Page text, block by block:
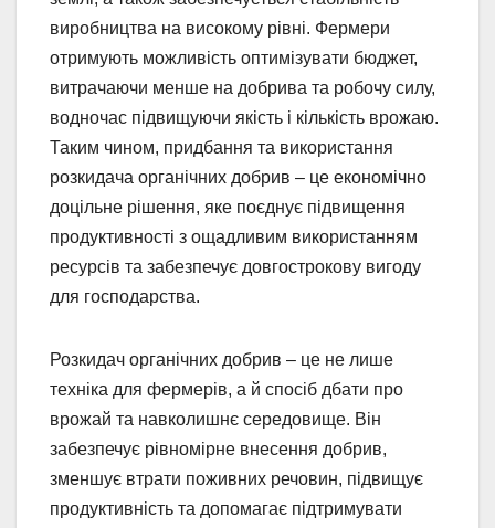
виробництва на високому рівні. Фермери
отримують можливість оптимізувати бюджет,
витрачаючи менше на добрива та робочу силу,
водночас підвищуючи якість і кількість врожаю.
Таким чином, придбання та використання
розкидача органічних добрив – це економічно
доцільне рішення, яке поєднує підвищення
продуктивності з ощадливим використанням
ресурсів та забезпечує довгострокову вигоду
для господарства.
Розкидач органічних добрив – це не лише
техніка для фермерів, а й спосіб дбати про
врожай та навколишнє середовище. Він
забезпечує рівномірне внесення добрив,
зменшує втрати поживних речовин, підвищує
продуктивність та допомагає підтримувати